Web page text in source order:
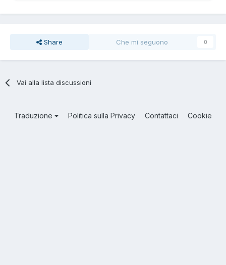
Share Che mi seguono 0
Vai alla lista discussioni
Traduzione Politica sulla Privacy Contattaci Cookie